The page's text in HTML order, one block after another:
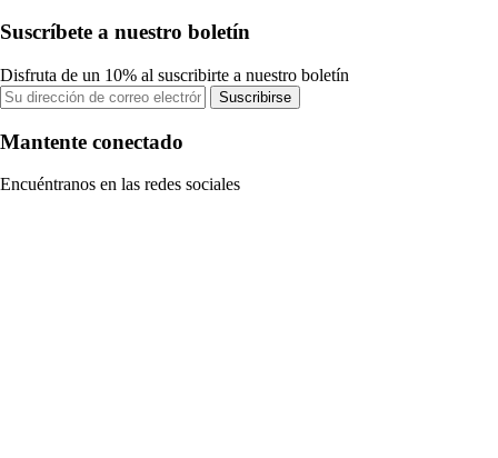
Suscríbete a nuestro boletín
Disfruta de un 10% al suscribirte a nuestro boletín
Suscribirse
Mantente conectado
Encuéntranos en las redes sociales